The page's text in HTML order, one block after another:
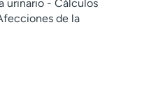
urinario - Cálculos
de la